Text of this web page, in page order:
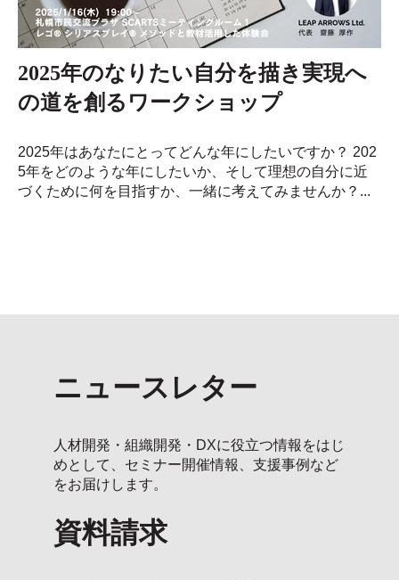
2025年のなりたい自分を描き実現へ
の道を創るワークショップ
2025年はあなたにとってどんな年にしたいですか？ 202
5年をどのような年にしたいか、そして理想の自分に近
づくために何を目指すか、一緒に考えてみませんか？...
ニュースレター
人材開発・組織開発・DXに役立つ情報をはじ
めとして、セミナー開催情報、支援事例など
をお届けします。
資料請求